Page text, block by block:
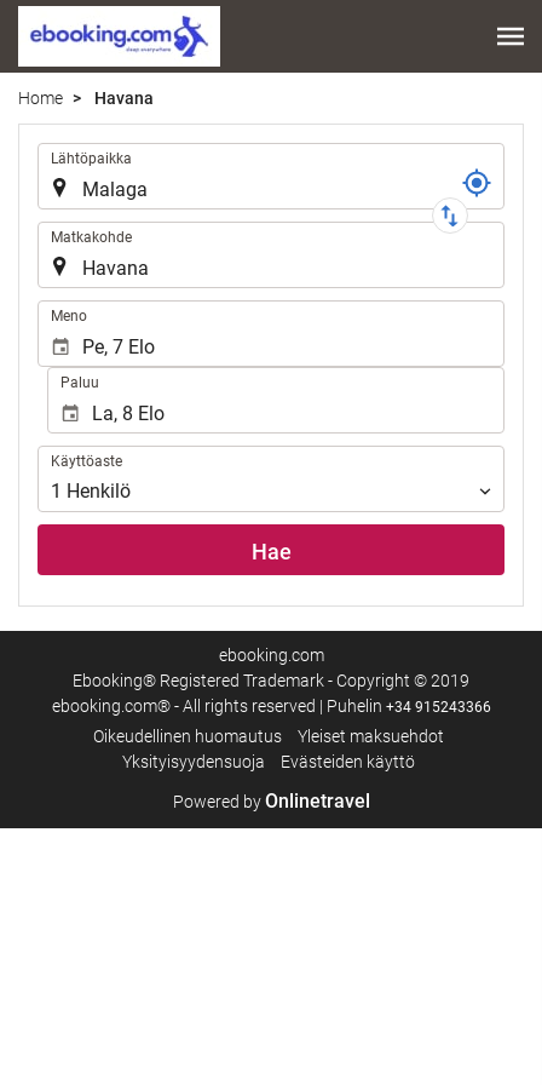
Home Havana
Reitti
Lähtöpaikka
Matkakohde
Meno
Paluu
Käyttöaste
Käyttöaste
1 Henkilö
Hae
ebooking.com
Ebooking® Registered Trademark - Copyright © 2019
ebooking.com® - All rights reserved | Puhelin +34 915243366
Oikeudellinen huomautus
Yleiset maksuehdot
Yksityisyydensuoja
Evästeiden käyttö
Powered byOnlinetravel